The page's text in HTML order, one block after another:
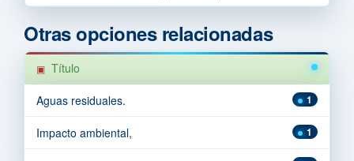
Otras opciones relacionadas
Título
1
Aguas residuales.
1
Impacto ambiental,